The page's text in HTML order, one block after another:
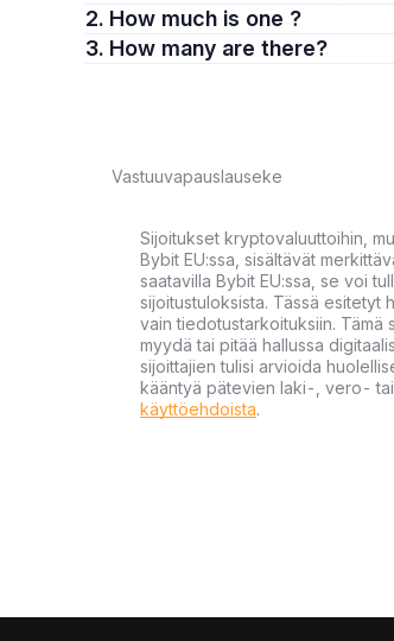
2. How much is one ?
3. How many are there?
Vastuuvapauslauseke
Sijoitukset kryptovaluuttoihin,
Bybit EU:ssa, sisältävät
saatavilla Bybit EU:ssa, se voi
sijoitustuloksista. Tässä esitetyt
vain tiedotustarkoituksiin. Tämä
myydä tai pitää hallussa
sijoittajien tulisi arvioida
kääntyä pätevien laki-, vero- tai
käyttöehdoista.